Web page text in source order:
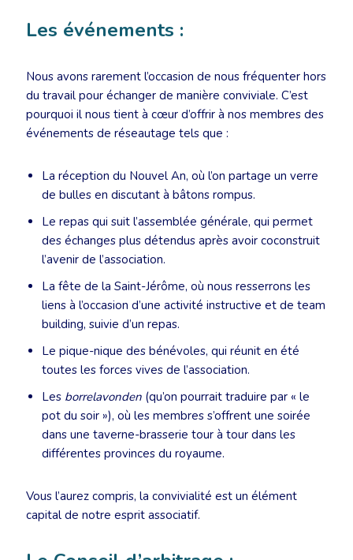
Les événements :
Nous avons rarement l’occasion de nous fréquenter hors
du travail pour échanger de manière conviviale. C’est
pourquoi il nous tient à cœur d’offrir à nos membres des
événements de réseautage tels que :
La réception du Nouvel An, où l’on partage un verre
de bulles en discutant à bâtons rompus.
Le repas qui suit l’assemblée générale, qui permet
des échanges plus détendus après avoir coconstruit
l’avenir de l’association.
La fête de la Saint-Jérôme, où nous resserrons les
liens à l’occasion d’une activité instructive et de team
building, suivie d’un repas.
Le pique-nique des bénévoles, qui réunit en été
toutes les forces vives de l’association.
Les borrelavonden (qu’on pourrait traduire par « le
pot du soir »), où les membres s’offrent une soirée
dans une taverne-brasserie tour à tour dans les
différentes provinces du royaume.
Vous l’aurez compris, la convivialité est un élément
capital de notre esprit associatif.